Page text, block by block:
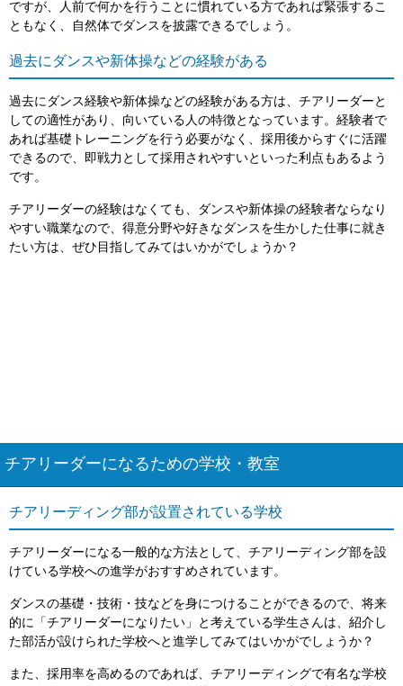
ですが、人前で何かを行うことに慣れている方であれば緊張するこ
ともなく、自然体でダンスを披露できるでしょう。
過去にダンスや新体操などの経験がある
過去にダンス経験や新体操などの経験がある方は、チアリーダーと
しての適性があり、向いている人の特徴となっています。経験者で
あれば基礎トレーニングを行う必要がなく、採用後からすぐに活躍
できるので、即戦力として採用されやすいといった利点もあるよう
です。
チアリーダーの経験はなくても、ダンスや新体操の経験者ならなり
やすい職業なので、得意分野や好きなダンスを生かした仕事に就き
たい方は、ぜひ目指してみてはいかがでしょうか？
チアリーダーになるための学校・教室
チアリーディング部が設置されている学校
チアリーダーになる一般的な方法として、チアリーディング部を設
けている学校への進学がおすすめされています。
ダンスの基礎・技術・技などを身につけることができるので、将来
的に「チアリーダーになりたい」と考えている学生さんは、紹介し
た部活が設けられた学校へと進学してみてはいかがでしょうか？
また、採用率を高めるのであれば、チアリーディングで有名な学校